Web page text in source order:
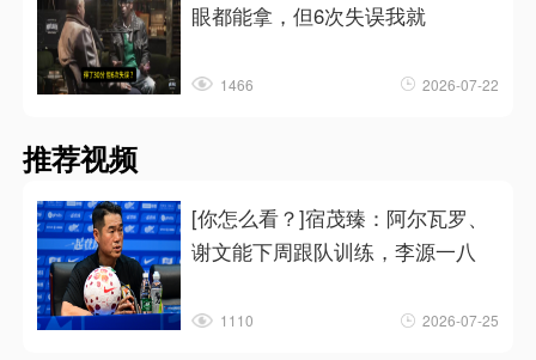
眼都能拿，但6次失误我就
1466 2026-07-22
推荐视频
[你怎么看？]宿茂臻：阿尔瓦罗、
谢文能下周跟队训练，李源一八
1110 2026-07-25